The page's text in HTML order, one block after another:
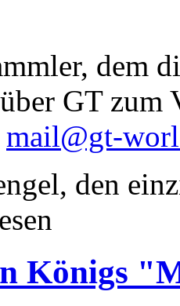
dem
GT zum
mail@gt-
den
Königs